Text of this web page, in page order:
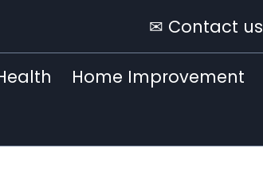
✉ Contact us
Home Improvement